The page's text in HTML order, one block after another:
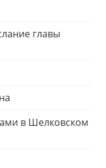
главы
в Шелковском